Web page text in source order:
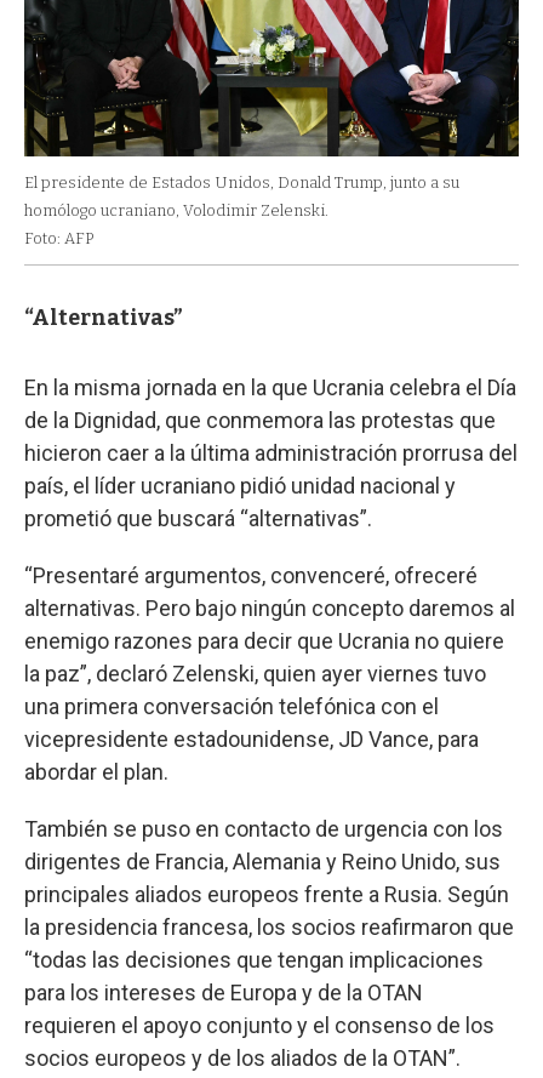
El presidente de Estados Unidos, Donald Trump, junto a su
homólogo ucraniano, Volodimir Zelenski.
Foto: AFP
“Alternativas”
En la misma jornada en la que Ucrania celebra el Día
de la Dignidad, que conmemora las protestas que
hicieron caer a la última administración prorrusa del
país, el líder ucraniano pidió unidad nacional y
prometió que buscará “alternativas”.
“Presentaré argumentos, convenceré, ofreceré
alternativas. Pero bajo ningún concepto daremos al
enemigo razones para decir que Ucrania no quiere
la paz”, declaró Zelenski, quien ayer viernes tuvo
una primera conversación telefónica con el
vicepresidente estadounidense, JD Vance, para
abordar el plan.
También se puso en contacto de urgencia con los
dirigentes de Francia, Alemania y Reino Unido, sus
principales aliados europeos frente a Rusia. Según
la presidencia francesa, los socios reafirmaron que
“todas las decisiones que tengan implicaciones
para los intereses de Europa y de la OTAN
requieren el apoyo conjunto y el consenso de los
socios europeos y de los aliados de la OTAN”.